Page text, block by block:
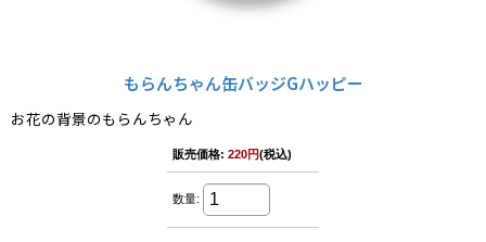
もらんちゃん缶バッジGハッピー
お花の背景のもらんちゃん